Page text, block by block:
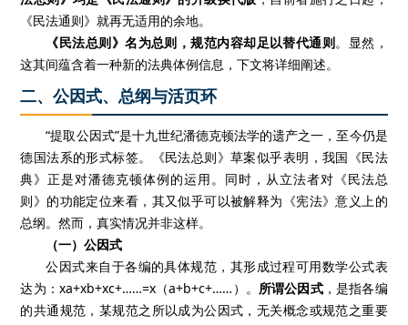
《民法通则》就再无适用的余地。
《民法总则》名为总则，规范内容却足以替代通则。显然，
这其间蕴含着一种新的法典体例信息，下文将详细阐述。
二、公因式、总纲与活页环
“提取公因式”是十九世纪潘德克顿法学的遗产之一，至今仍是
德国法系的形式标签。《民法总则》草案似乎表明，我国《民法
典》正是对潘德克顿体例的运用。同时，从立法者对《民法总
则》的功能定位来看，其又似乎可以被解释为《宪法》意义上的
总纲。然而，真实情况并非这样。
（一）公因式
公因式来自于各编的具体规范，其形成过程可用数学公式表
达为：xa+xb+xc+……=x（a+b+c+……）。 所谓公因式，是指各编
的共通规范，某规范之所以成为公因式，无关概念或规范之重要